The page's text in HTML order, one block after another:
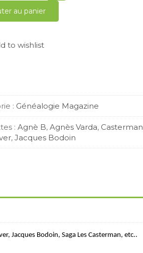
au panier
to wishlist
: Généalogie Magazine
: Agnè B, Agnès Varda, Casterman
, Jacques Bodoin
Jacques Bodoin, Saga Les Casterman, etc..